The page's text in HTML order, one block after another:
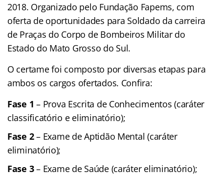
2018. Organizado pelo Fundação Fapems, com
oferta de oportunidades para Soldado da carreira
de Praças do Corpo de Bombeiros Militar do
Estado do Mato Grosso do Sul.
O certame foi composto por diversas etapas para
ambos os cargos ofertados. Confira:
Fase 1 – Prova Escrita de Conhecimentos (caráter
classificatório e eliminatório);
Fase 2– Exame de Aptidão Mental (caráter
eliminatório);
Fase 3– Exame de Saúde (caráter eliminatório);